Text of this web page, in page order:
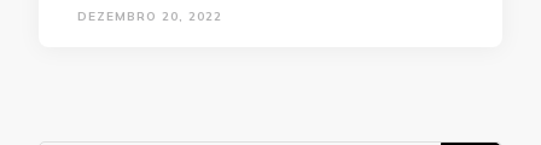
DEZEMBRO 20, 2022